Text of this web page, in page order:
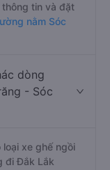
thông tin và đặt
nằm Sóc
dòng
- Sóc
loại xe ghế ngồi
đi Đắk Lắk